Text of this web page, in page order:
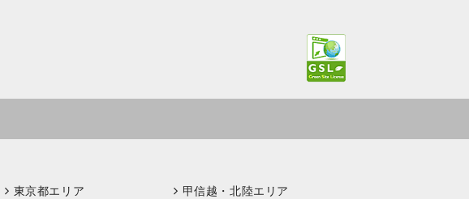
東京都エリア
甲信越・北陸エリア